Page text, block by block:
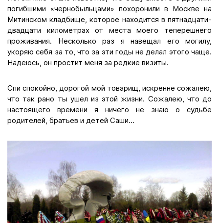
погибшими «чернобыльцами» похоронили в Москве на
Митинском кладбище, которое находится в пятнадцати-
двадцати километрах от места моего теперешнего
проживания. Несколько раз я навещал его могилу,
укоряю себя за то, что за эти годы не делал этого чаще.
Надеюсь, он простит меня за редкие визиты.
Спи спокойно, дорогой мой товарищ, искренне сожалею,
что так рано ты ушел из этой жизни. Сожалею, что до
настоящего времени я ничего не знаю о судьбе
родителей, братьев и детей Саши...